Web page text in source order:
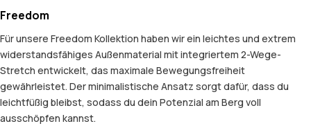
Freedom
Für unsere Freedom Kollektion haben wir ein leichtes und extrem
widerstandsfähiges Außenmaterial mit integriertem 2-Wege-
Stretch entwickelt, das maximale Bewegungsfreiheit
gewährleistet. Der minimalistische Ansatz sorgt dafür, dass du
leichtfüßig bleibst, sodass du dein Potenzial am Berg voll
ausschöpfen kannst.